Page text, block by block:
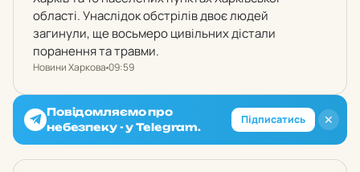
області. Унаслідок обстрілів двоє людей
загинули, ще восьмеро цивільних дістали
поранення та травми.
Новини Харкова 09:59
✕
Повідомляємо про
небезпеку - у Telegram.
Підписатись